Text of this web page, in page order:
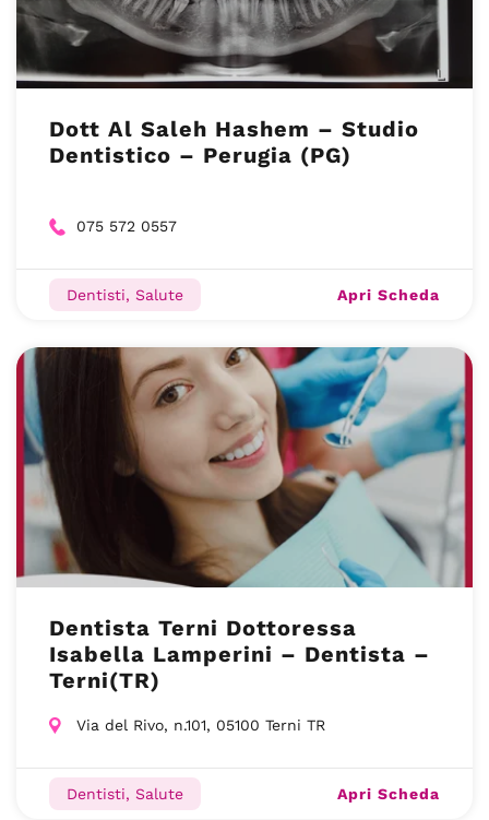
Dott Al Saleh Hashem – Studio
Dentistico – Perugia (PG)
075 572 0557
Dentisti, Salute Apri Scheda
Dentista Terni Dottoressa
Isabella Lamperini – Dentista –
Terni(TR)
Via del Rivo, n.101, 05100 Terni TR
Dentisti, Salute Apri Scheda